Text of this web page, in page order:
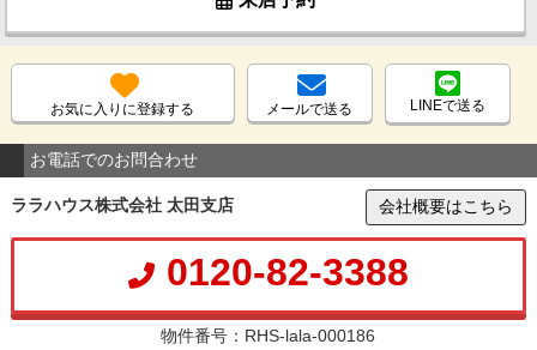
お気に入りに登録する メールで送る LINEで送る
お電話でのお問合わせ
ララハウス株式会社 太田支店 会社概要はこちら
0120-82-3388
物件番号：RHS-lala-000186